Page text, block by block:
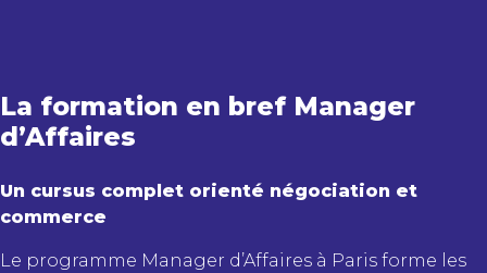
La formation en bref Manager
d’Affaires
Un cursus complet orienté négociation et
commerce
Le programme Manager d’Affaires à Paris forme les